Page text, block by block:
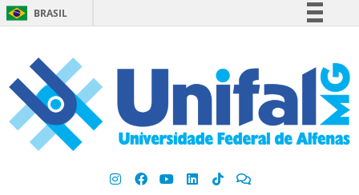
BRASIL
Participe
Acesso à informação
Legislação